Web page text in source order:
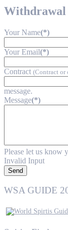
Your Name(*)
Your Email(*)
Contract (Contract or
message.
Message(*)
Please let us know
Invalid Input
Send
WSA GUIDE